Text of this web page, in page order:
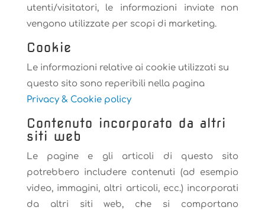
utenti/visitatori, le informazioni inviate non
vengono utilizzate per scopi di marketing.
Cookie
Le informazioni relative ai cookie utilizzati su
questo sito sono reperibili nella pagina
Privacy & Cookie policy
Contenuto incorporato da altri
siti web
Le pagine e gli articoli di questo sito
potrebbero includere contenuti (ad esempio
video, immagini, altri articoli, ecc.) incorporati
da altri siti web, che si comportano